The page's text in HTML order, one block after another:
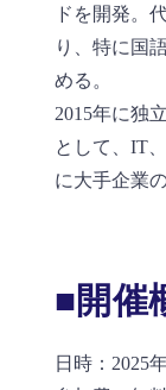
ドを開発。
り、特に国
める。
2015年に独
として、IT
に大手企業
■開催
日時：2025